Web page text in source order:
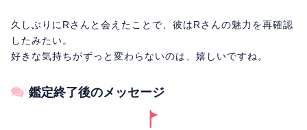
久しぶりにRさんと会えたことで、彼はRさんの魅力を再確認
したみたい。
好きな気持ちがずっと変わらないのは、嬉しいですね。
鑑定終了後のメッセージ